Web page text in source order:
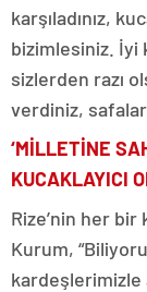
karşıladınız,
bizimlesiniz. İyi
sizlerden razı
verdiniz,
‘MİLLETİNE
KUCAKLAYICI
Rize’nin her bir
Kurum,
kardeşlerimizle